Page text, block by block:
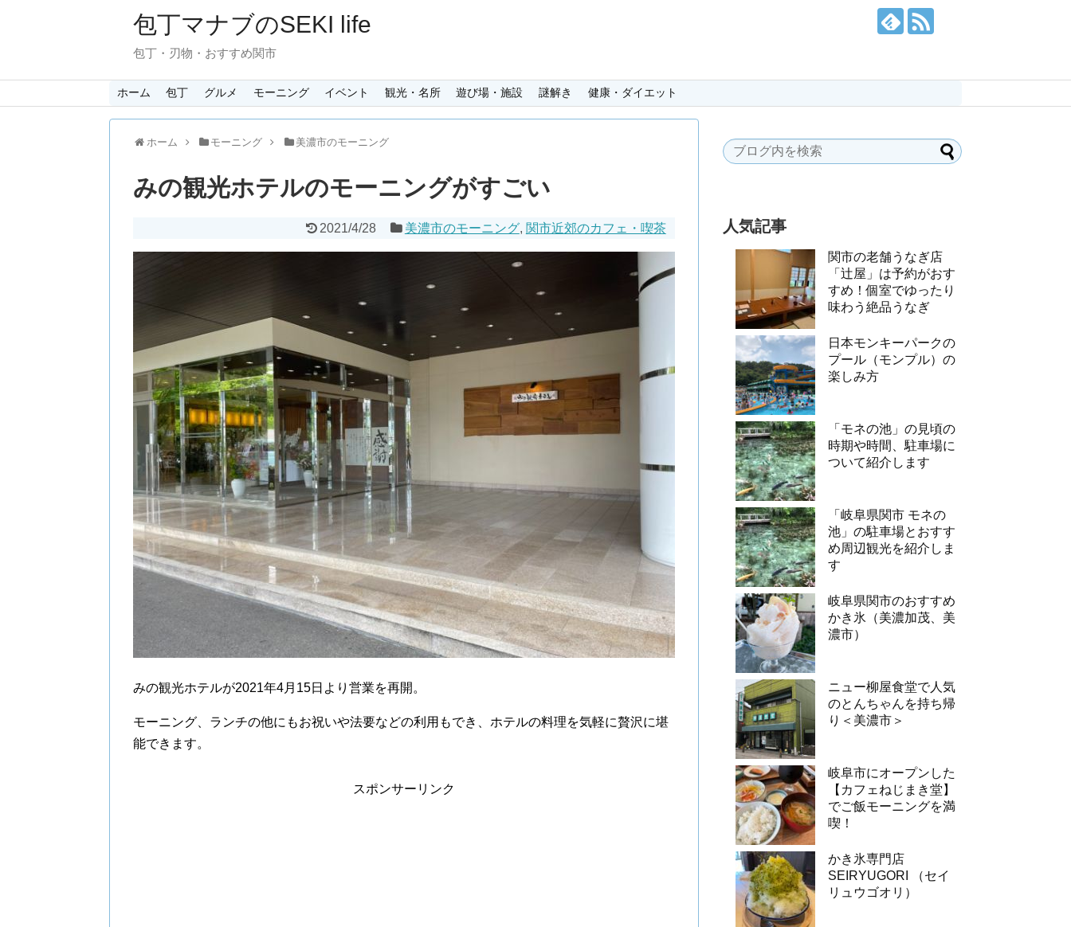
包丁マナブのSEKI life
包丁・刃物・おすすめ関市
ホーム 包丁 グルメ モーニング イベント 観光・名所 遊び場・施設 謎解き 健康・ダイエット
ホーム モーニング 美濃市のモーニング
みの観光ホテルのモーニングがすごい
2021/4/28 美濃市のモーニング, 関市近郊のカフェ・喫茶
みの観光ホテルが2021年4月15日より営業を再開。
モーニング、ランチの他にもお祝いや法要などの利用もでき、ホテルの料理を気軽に贅沢に堪
能できます。
スポンサーリンク
人気記事
関市の老舗うなぎ店
「辻屋」は予約がおす
すめ！個室でゆったり
味わう絶品うなぎ
日本モンキーパークの
プール（モンプル）の
楽しみ方
「モネの池」の見頃の
時期や時間、駐車場に
ついて紹介します
「岐阜県関市 モネの
池」の駐車場とおすす
め周辺観光を紹介しま
す
岐阜県関市のおすすめ
かき氷（美濃加茂、美
濃市）
ニュー柳屋食堂で人気
のとんちゃんを持ち帰
り＜美濃市＞
岐阜市にオープンした
【カフェねじまき堂】
でご飯モーニングを満
喫！
かき氷専門店
SEIRYUGORI （セイ
リュウゴオリ）